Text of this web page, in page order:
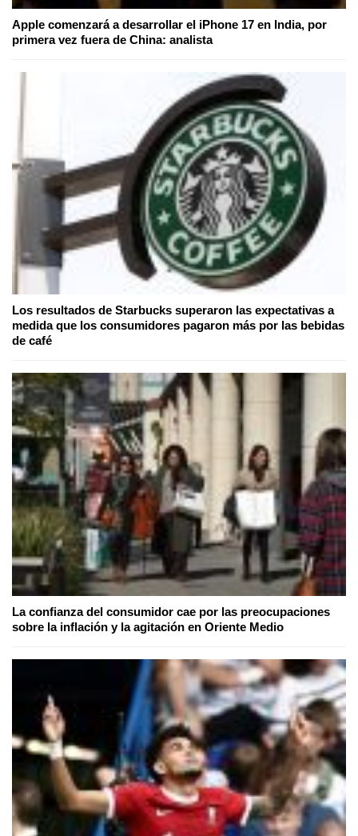
Apple comenzará a desarrollar el iPhone 17 en India, por
primera vez fuera de China: analista
Los resultados de Starbucks superaron las expectativas a
medida que los consumidores pagaron más por las bebidas
de café
La confianza del consumidor cae por las preocupaciones
sobre la inflación y la agitación en Oriente Medio